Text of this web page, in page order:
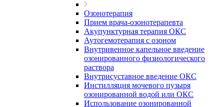
Озонотерапия
Прием врача-озонотерапевта
Акупунктурная терапия ОКС
Аутогемотерапия с озоном
Внутривенное капельное введение
озонированного физиологического
раствора
Внутрисуставное введение ОКС
Инстилляция мочевого пузыря
озонированной водой или ОКС
Использование озонированной